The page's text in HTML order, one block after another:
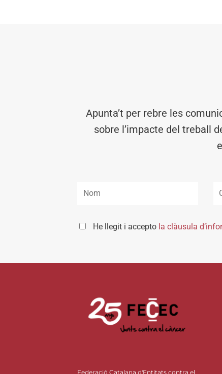
Apunta’t per rebre les
sobre l’impacte del treball
He llegit i accepto la clàusula
Federació Catalana d'Entitats contra el